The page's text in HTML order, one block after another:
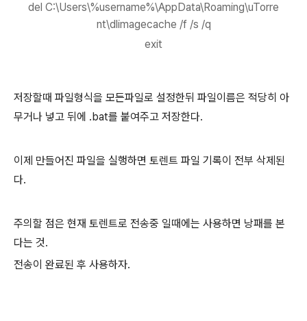
del C:\Users\%username%\AppData\Roaming\uTorre
nt\dlimagecache /f /s /q
exit
저장할때 파일형식을 모든파일로 설정한뒤 파일이름은 적당히 아
무거나 넣고 뒤에 .bat를 붙여주고 저장한다.
이제 만들어진 파일을 실행하면 토렌트 파일 기록이 전부 삭제된
다.
주의할 점은 현재 토렌트로 전송중 일때에는 사용하면 낭패를 본
다는 것.
전송이 완료된 후 사용하자.